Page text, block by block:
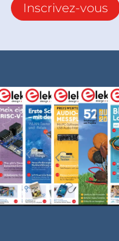
Inscrivez-vous